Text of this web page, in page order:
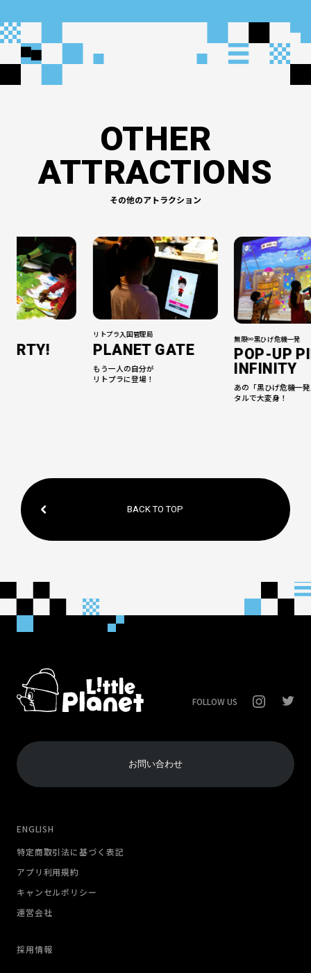
OTHER
ATTRACTIONS
その他のアトラクション
リトプラ入国管理局
PLANET GATE
もう一人の自分が
リトプラに登場！
無限∞黒ひげ危機一発
POP-UP
INFINITY
あの「黒ひげ危機一
タルで大変身！
BACK TO TOP
FOLLOW US
お問い合わせ
ENGLISH
特定商取引法に基づく表記
アプリ利用規約
キャンセルポリシー
運営会社
採用情報